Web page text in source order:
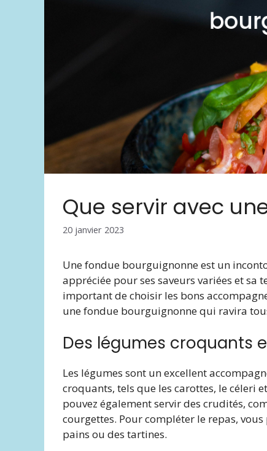
Que servir avec
20 janvier 2023
Une fondue bourguignonne est un
appréciée pour ses saveurs variées et
important de choisir les bons
une fondue bourguignonne qui ravira
Des légumes croquants
Les légumes sont un excellent
croquants, tels que les carottes, le céleri
pouvez également servir des crudités,
courgettes. Pour compléter le repas,
pains ou des tartines.